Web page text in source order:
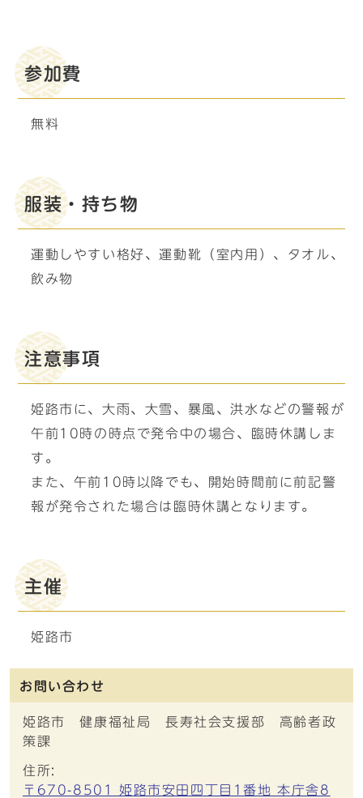
参加費
無料
服装・持ち物
運動しやすい格好、運動靴（室内用）、タオル、
飲み物
注意事項
姫路市に、大雨、大雪、暴風、洪水などの警報が
午前10時の時点で発令中の場合、臨時休講しま
す。
また、午前10時以降でも、開始時間前に前記警
報が発令された場合は臨時休講となります。
主催
姫路市
お問い合わせ
姫路市 健康福祉局 長寿社会支援部 高齢者政
策課
住所:
〒670-8501 姫路市安田四丁目1番地 本庁舎8